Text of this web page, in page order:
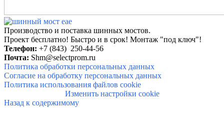
Производство и поставка шинных мостов.
Проект бесплатно! Быстро и в срок! Монтаж "под ключ"!
Телефон: +7 (843) 250-44-56
Почта: Shm@selectprom.ru
Политика обработки персональных данных
Согласие на обработку персональных данных
Политика использования файлов cookie
Изменить настройки cookie
Назад к содержимому